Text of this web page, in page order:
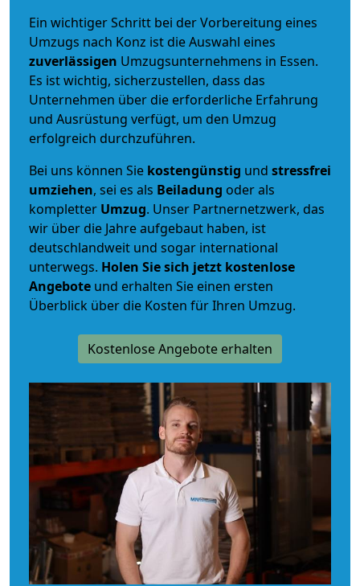
Ein wichtiger Schritt bei der Vorbereitung eines
Umzugs nach Konz ist die Auswahl eines
zuverlässigen Umzugsunternehmens in Essen.
Es ist wichtig, sicherzustellen, dass das
Unternehmen über die erforderliche Erfahrung
und Ausrüstung verfügt, um den Umzug
erfolgreich durchzuführen.
Bei uns können Sie kostengünstig und stressfrei
umziehen, sei es als Beiladung oder als
kompletter Umzug. Unser Partnernetzwerk, das
wir über die Jahre aufgebaut haben, ist
deutschlandweit und sogar international
unterwegs. Holen Sie sich jetzt kostenlose
Angebote und erhalten Sie einen ersten
Überblick über die Kosten für Ihren Umzug.
Kostenlose Angebote erhalten